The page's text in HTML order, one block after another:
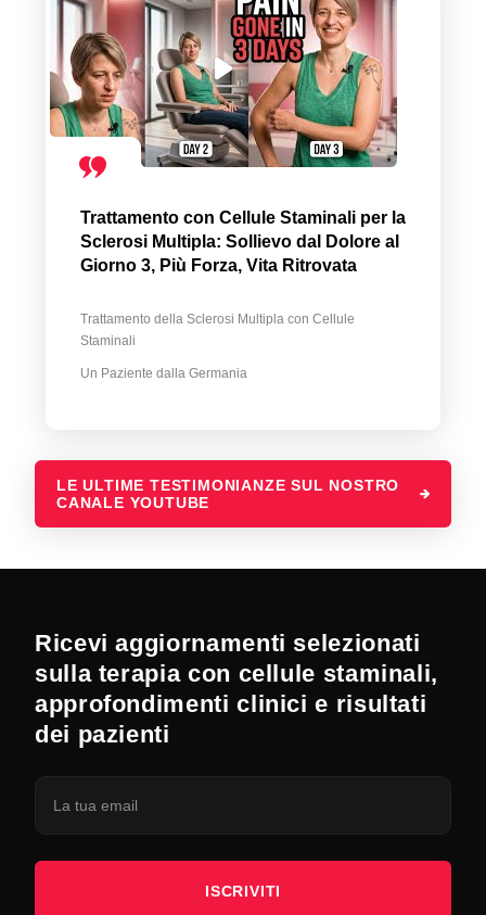
Trattamento con Cellule Staminali per la
Sclerosi Multipla: Sollievo dal Dolore al
Giorno 3, Più Forza, Vita Ritrovata
Trattamento della Sclerosi Multipla con Cellule
Staminali
Un Paziente dalla Germania
LE ULTIME TESTIMONIANZE SUL NOSTRO
CANALE YOUTUBE
Ricevi aggiornamenti selezionati
sulla terapia con cellule staminali,
approfondimenti clinici e risultati
dei pazienti
ISCRIVITI